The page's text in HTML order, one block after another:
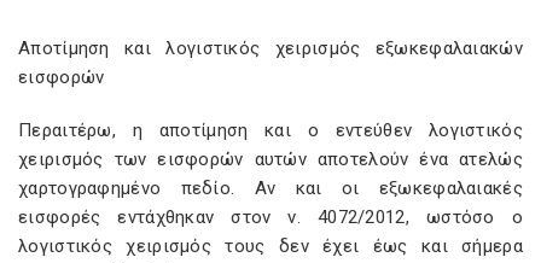
Αποτίμηση και λογιστικός χειρισμός εξωκεφαλαιακών
εισφορών
Περαιτέρω, η αποτίμηση και ο εντεύθεν λογιστικός
χειρισμός των εισφορών αυτών αποτελούν ένα ατελώς
χαρτογραφημένο πεδίο. Αν και οι εξωκεφαλαιακές
εισφορές εντάχθηκαν στον ν. 4072/2012, ωστόσο ο
λογιστικός χειρισμός τους δεν έχει έως και σήμερα